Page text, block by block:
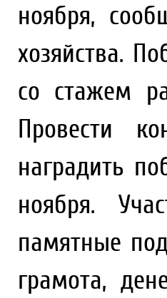
ноября,
хозяйства.
со стажем
Провести
наградить
ноября.
памятные
грамота,